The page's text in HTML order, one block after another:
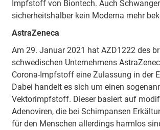
Impfstoff von Biontech. Auch
sicherheitshalber kein Moderna mehr
AstraZeneca
Am 29. Januar 2021 hat AZD1222 des
schwedischen Unternehmens
Corona-Impfstoff eine Zulassung in der
Dabei handelt es sich um einen
Vektorimpfstoff. Dieser basiert auf
Adenoviren, die bei Schimpansen
für den Menschen allerdings harmlos